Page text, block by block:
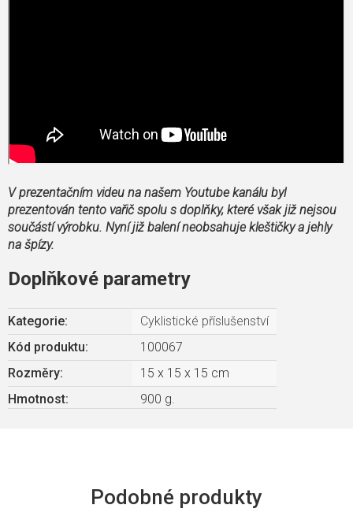
V prezentačním videu na našem Youtube kanálu byl
prezentován tento vařič spolu s doplňky, které však již nejsou
součástí výrobku. Nyní již balení neobsahuje kleštičky a jehly
na špízy.
Doplňkové parametry
Kategorie:
Cyklistické příslušenství
Kód produktu:
100067
Rozměry:
15 x 15 x 15 cm
Hmotnost: 900 g.